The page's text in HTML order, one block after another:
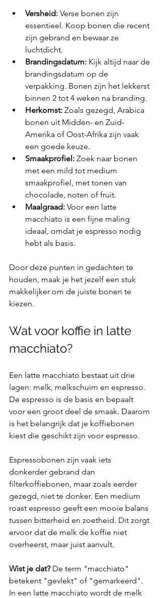
Versheid: Verse bonen zijn
essentieel. Koop bonen die recent
zijn gebrand en bewaar ze
luchtdicht.
Brandingsdatum: Kijk altijd naar de
brandingsdatum op de
verpakking. Bonen zijn het lekkerst
binnen 2 tot 4 weken na branding.
Herkomst: Zoals gezegd, Arabica
bonen uit Midden- en Zuid-
Amerika of Oost-Afrika zijn vaak
een goede keuze.
Smaakprofiel: Zoek naar bonen
met een mild tot medium
smaakprofiel, met tonen van
chocolade, noten of fruit.
Maalgraad: Voor een latte
macchiato is een fijne maling
ideaal, omdat je espresso nodig
hebt als basis.
Door deze punten in gedachten te
houden, maak je het jezelf een stuk
makkelijker om de juiste bonen te
kiezen.
Wat voor koffie in latte
macchiato?
Een latte macchiato bestaat uit drie
lagen: melk, melkschuim en espresso.
De espresso is de basis en bepaalt
voor een groot deel de smaak. Daarom
is het belangrijk dat je koffiebonen
kiest die geschikt zijn voor espresso.
Espressobonen zijn vaak iets
donkerder gebrand dan
filterkoffiebonen, maar zoals eerder
gezegd, niet te donker. Een medium
roast espresso geeft een mooie balans
tussen bitterheid en zoetheid. Dit zorgt
ervoor dat de melk de koffie niet
overheerst, maar juist aanvult.
Wist je dat? De term "macchiato"
betekent "gevlekt" of "gemarkeerd".
In een latte macchiato wordt de melk